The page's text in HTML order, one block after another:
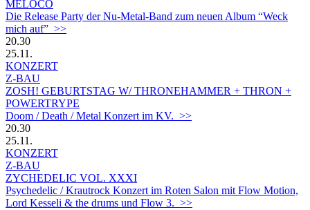
MELOCO
Die Release Party der Nu-Metal-Band zum neuen Album “Weck
mich auf” >>
20.30
25.11.
KONZERT
Z-BAU
ZOSH! GEBURTSTAG W/ THRONEHAMMER + THRON +
POWERTRYPE
Doom / Death / Metal Konzert im KV. >>
20.30
25.11.
KONZERT
Z-BAU
ZYCHEDELIC VOL. XXXI
Psychedelic / Krautrock Konzert im Roten Salon mit Flow Motion,
Lord Kesseli & the drums und Flow 3. >>